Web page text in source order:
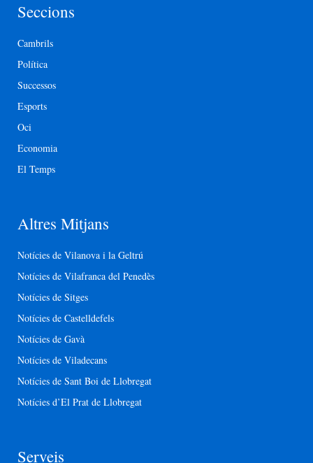
Seccions
Cambrils
Política
Successos
Esports
Oci
Economia
El Temps
Altres Mitjans
Notícies de Vilanova i la Geltrú
Notícies de Vilafranca del Penedès
Notícies de Sitges
Notícies de Castelldefels
Notícies de Gavà
Notícies de Viladecans
Notícies de Sant Boi de Llobregat
Notícies d’El Prat de Llobregat
Serveis